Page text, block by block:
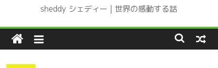
sheddy シェディー | 世界の感動する話